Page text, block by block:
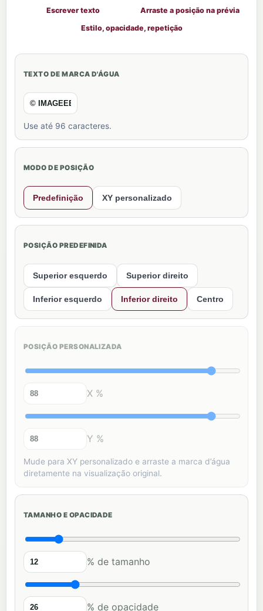
Escrever texto
Arraste a posição na prévia
Estilo, opacidade, repetição
TEXTO DE MARCA D'ÁGUA
Use até 96 caracteres.
MODO DE POSIÇÃO
Predefinição XY personalizado
POSIÇÃO PREDEFINIDA
Superior esquerdo Superior direito
Inferior esquerdo Inferior direito Centro
POSIÇÃO PERSONALIZADA
X %
Y %
Mude para XY personalizado e arraste a marca d’água
diretamente na visualização original.
TAMANHO E OPACIDADE
% de tamanho
% de opacidade